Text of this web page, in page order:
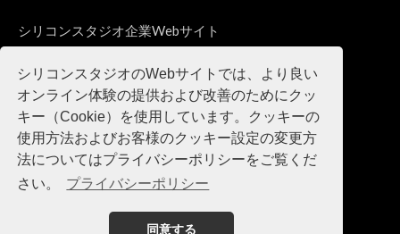
シリコンスタジオのWebサイトでは、より良い
オンライン体験の提供および改善のためにクッ
キー（Cookie）を使用しています。クッキーの
使用方法およびお客様のクッキー設定の変更方
法についてはプライバシーポリシーをご覧くだ
さい。
プライバシーポリシー
同意する
シリコンスタジオ企業Webサイト
製品・サービスWebサイト